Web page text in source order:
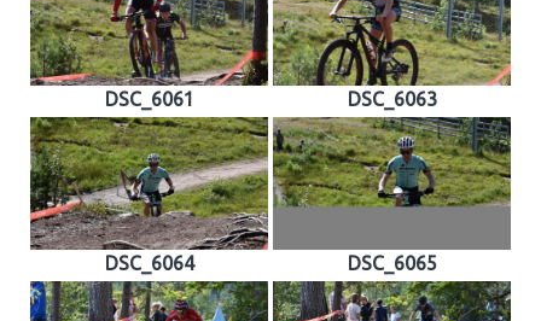
DSC_6061 DSC_6063
DSC_6064 DSC_6065